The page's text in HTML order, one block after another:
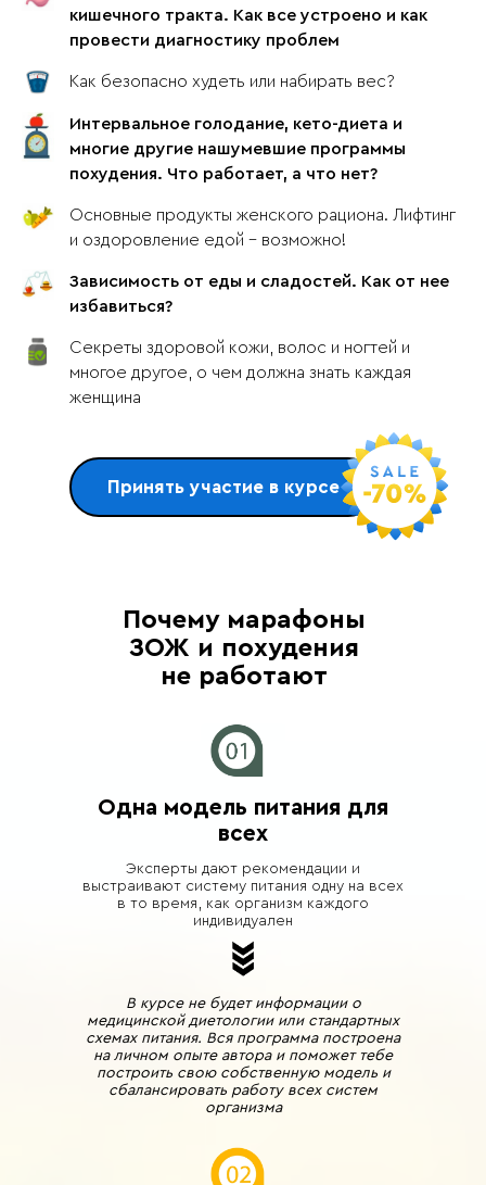
кишечного тракта. Как все устроено и как
провести диагностику проблем
Как безопасно худеть или набирать вес?
Интервальное голодание, кето-диета и
многие другие нашумевшие программы
похудения. Что работает, а что нет?
Основные продукты женского рациона. Лифтинг
и оздоровление едой - возможно!
Зависимость от еды и сладостей. Как от нее
избавиться?
Секреты здоровой кожи, волос и ногтей и
многое другое, о чем должна знать каждая
женщина
Принять участие в курсе
Почему марафоны
ЗОЖ и похудения
не работают
Одна модель питания для
всех
Эксперты дают рекомендации и
выстраивают систему питания одну на всех
в то время, как организм каждого
индивидуален
В курсе не будет информации о
медицинской диетологии или стандартных
схемах питания. Вся программа построена
на личном опыте автора и поможет тебе
построить свою собственную модель и
сбалансировать работу всех систем
организма